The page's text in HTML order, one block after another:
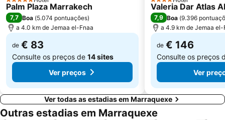
5 Estrelas
Palm Plaza Marrakech
7,7 Boa (5.074 pontuações)
a 4.0 km de Jemaa el-Fnaa
de € 83
Consulte os preços de 14 sites
Ver preços
4 Estrelas
Valeria Dar Atlas
7,9 Boa (9.396
a 4.9 km de Jemaa el-
de € 146
Consulte os preços
Ver
Ver todas as estadias em Marraquexe
Outras estadias em Marraquexe